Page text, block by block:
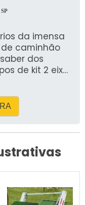
da imensa
caminhão
dos
de kit 2 eixo